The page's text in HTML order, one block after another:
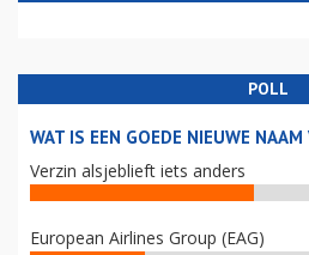
POLL
WAT IS EEN GOEDE NIEUWE
Verzin alsjeblieft iets anders
European Airlines Group (EAG)